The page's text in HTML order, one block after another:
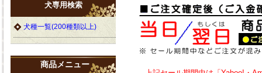
犬専用検索
犬種一覧(200種類以上)
商品メニュー